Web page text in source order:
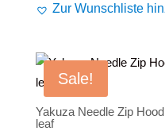
Zur Wunschliste
Sale!
Yakuza Needle Zip
leaf